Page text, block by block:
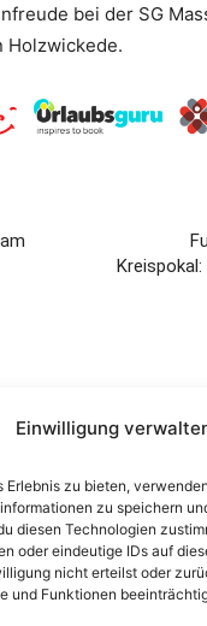
Einwilligung
Erlebnis zu bieten,
zu speichern
diesen Technologien
oder eindeutige IDs auf
nicht erteilst oder
und Funktionen
bei der SG
Holzwickede.